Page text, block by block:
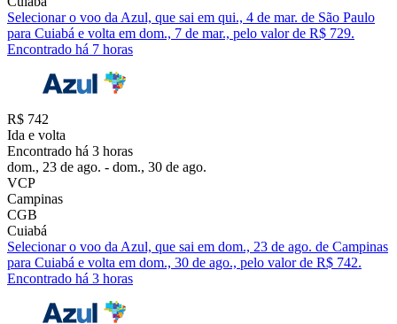
Selecionar o voo da Azul, que sai em qui., 4 de mar. de São Paulo
para Cuiabá e volta em dom., 7 de mar., pelo valor de R$ 729.
Encontrado há 7 horas
R$ 742
Ida e volta
Encontrado há 3 horas
dom., 23 de ago. - dom., 30 de ago.
VCP
Campinas
CGB
Cuiabá
Selecionar o voo da Azul, que sai em dom., 23 de ago. de Campinas
para Cuiabá e volta em dom., 30 de ago., pelo valor de R$ 742.
Encontrado há 3 horas